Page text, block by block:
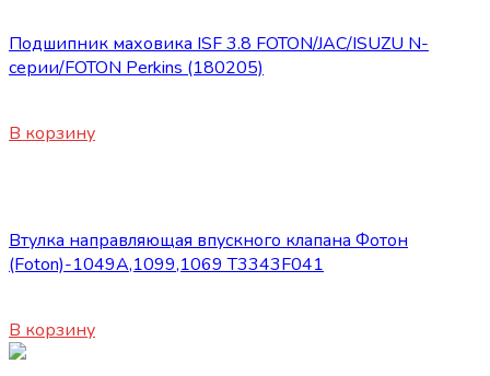
Подшипник маховика ISF 3.8 FOTON/JAC/ISUZU N-
серии/FOTON Perkins (180205)
В корзину
Втулка направляющая впускного клапана Фотон
(Foton)-1049А,1099,1069 T3343F041
В корзину